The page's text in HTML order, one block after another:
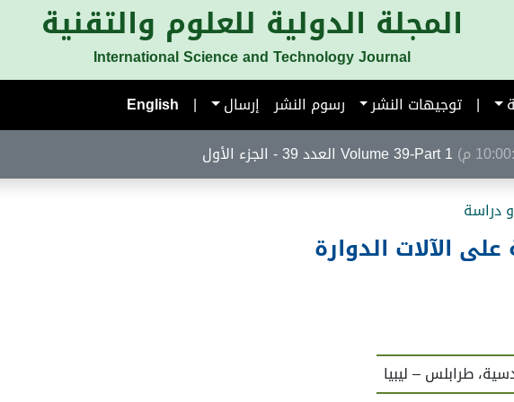
المجلة الدولية للعلوم والتقنية
International Science and Technology Journal
| توجيهات النشر رسوم النشر إرسال |
English
Volume 39-Part 1 العدد 39 - الجزء الأول
دراسة
على الآلات الدوارة
طرابلس – ليبيا